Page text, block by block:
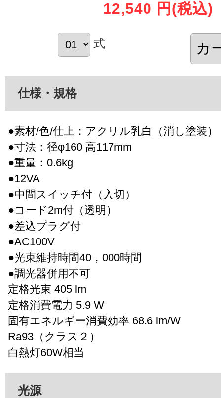
12,540 円 (税込)
式
仕様・規格
●素材/色/仕上：アクリル乳白（消し塗装）
●寸法：径φ160 高117mm
●重量：0.6kg
●12VA
●中間スイッチ付（入切）
●コード2m付（透明）
●差込プラグ付
●AC100V
●光束維持時間40，000時間
●調光器併用不可
定格光束 405 lm
定格消費電力 5.9 W
固有エネルギー消費効率 68.6 lm/W
Ra93（クラス２）
白熱灯60W相当
光源